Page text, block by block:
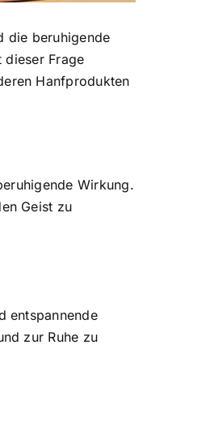
die beruhigende
dieser Frage
Hanfprodukten
Wirkung.
Geist zu
entspannende
zur Ruhe zu